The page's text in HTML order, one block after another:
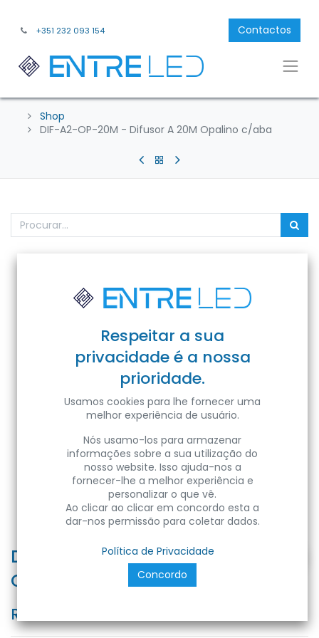
+351 232 093 154 Contactos
Shop
DIF-A2-OP-20M - Difusor A 20M Opalino c/aba
DIF-A2-OP-20M - Difusor A 20M
Opalino c/aba
Ref:
Respeitar a sua
privacidade é a nossa
prioridade.
Usamos cookies para lhe fornecer uma
melhor experiência de usuário.
Nós usamo-los para armazenar
informações sobre a sua utilização do
nosso website. Isso ajuda-nos a
fornecer-lhe a melhor experiência e
personalizar o que vê.
Ao clicar ao clicar em concordo esta a
dar-nos permissão para coletar dados.
Política de Privacidade
Concordo